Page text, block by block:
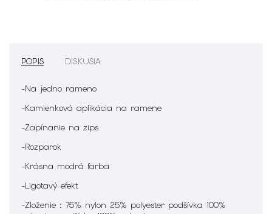
POPIS DISKUSIA
-Na jedno rameno
-Kamienková aplikácia na ramene
-Zapínanie na zips
-Rozparok
-Krásna modrá farba
-Ligotavý efekt
-Zloženie : 75% nylon 25% polyester podšívka 100%